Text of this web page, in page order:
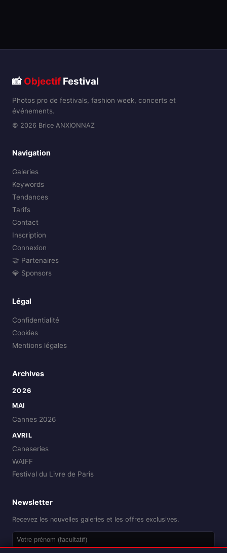
📸Objectif Festival
Photos pro de festivals, fashion week, concerts et
événements.
© 2026 Brice ANXIONNAZ
Navigation
Galeries
Keywords
Tendances
Tarifs
Contact
Inscription
Connexion
🤝 Partenaires
💎 Sponsors
Légal
Confidentialité
Cookies
Mentions légales
Archives
2026
MAI
Cannes 2026
AVRIL
Caneseries
WAIFF
Festival du Livre de Paris
Newsletter
Recevez les nouvelles galeries et les offres exclusives.